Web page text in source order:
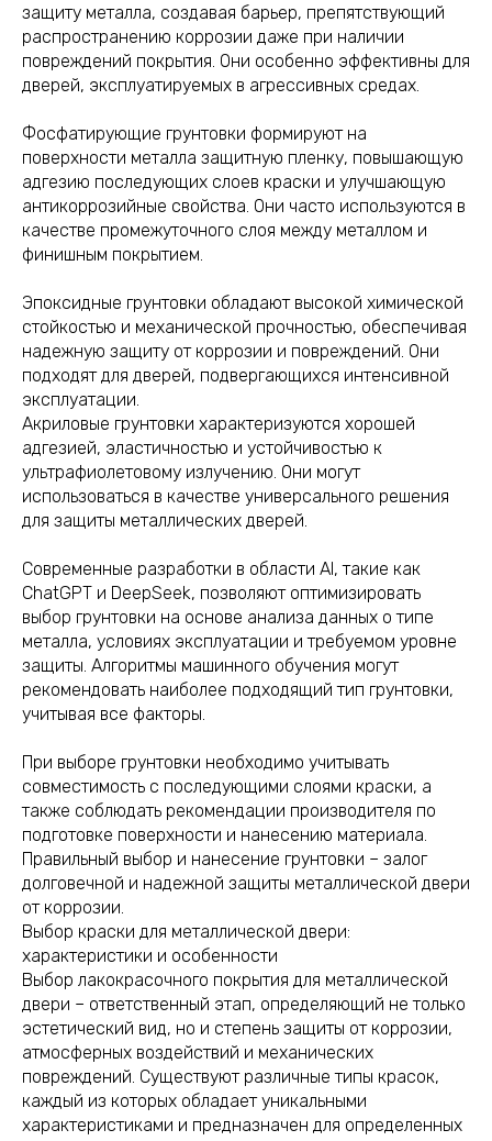
защиту металла, создавая барьер, препятствующий
распространению коррозии даже при наличии
повреждений покрытия. Они особенно эффективны для
дверей, эксплуатируемых в агрессивных средах.
Фосфатирующие грунтовки формируют на
поверхности металла защитную пленку, повышающую
адгезию последующих слоев краски и улучшающую
антикоррозийные свойства. Они часто используются в
качестве промежуточного слоя между металлом и
финишным покрытием.
Эпоксидные грунтовки обладают высокой химической
стойкостью и механической прочностью, обеспечивая
надежную защиту от коррозии и повреждений. Они
подходят для дверей, подвергающихся интенсивной
эксплуатации.
Акриловые грунтовки характеризуются хорошей
адгезией, эластичностью и устойчивостью к
ультрафиолетовому излучению. Они могут
использоваться в качестве универсального решения
для защиты металлических дверей.
Современные разработки в области AI, такие как
ChatGPT и DeepSeek, позволяют оптимизировать
выбор грунтовки на основе анализа данных о типе
металла, условиях эксплуатации и требуемом уровне
защиты. Алгоритмы машинного обучения могут
рекомендовать наиболее подходящий тип грунтовки,
учитывая все факторы.
При выборе грунтовки необходимо учитывать
совместимость с последующими слоями краски, а
также соблюдать рекомендации производителя по
подготовке поверхности и нанесению материала.
Правильный выбор и нанесение грунтовки – залог
долговечной и надежной защиты металлической двери
от коррозии.
Выбор краски для металлической двери:
характеристики и особенности
Выбор лакокрасочного покрытия для металлической
двери – ответственный этап, определяющий не только
эстетический вид, но и степень защиты от коррозии,
атмосферных воздействий и механических
повреждений. Существуют различные типы красок,
каждый из которых обладает уникальными
характеристиками и предназначен для определенных